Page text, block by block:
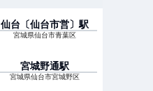
仙台〔仙台市営〕駅
宮城県仙台市青葉区
宮城野通駅
宮城県仙台市宮城野区